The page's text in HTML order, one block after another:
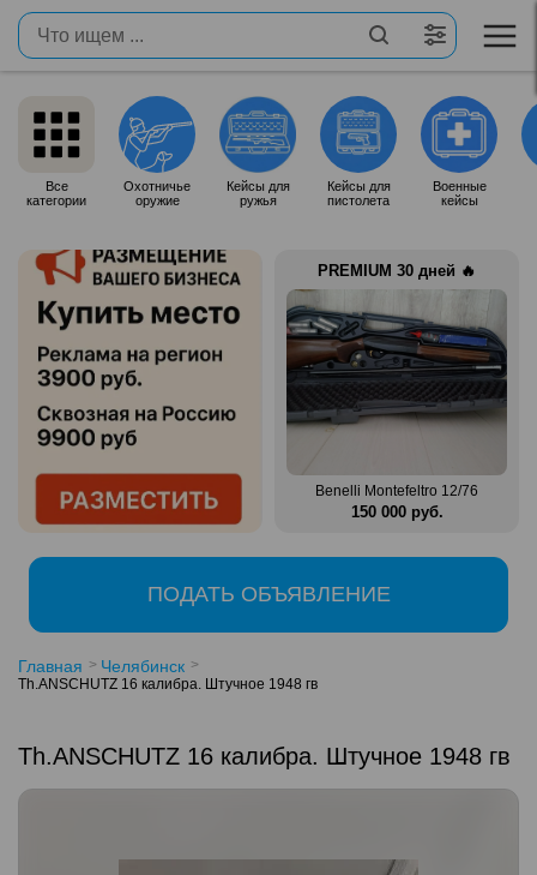
Все
категории
Охотничье
оружие
Кейсы для
ружья
Кейсы для
пистолета
Военные
кейсы
PREMIUM 30 дней 🔥
Продам итальянское ружье
Silma M70
80 000 руб.
Benelli Montefeltro 12/76
150 000 руб.
ПОДАТЬ ОБЪЯВЛЕНИЕ
Главная Челябинск
Th.ANSCHUTZ 16 калибра. Штучное 1948 гв
Th.ANSCHUTZ 16 калибра. Штучное 1948 гв